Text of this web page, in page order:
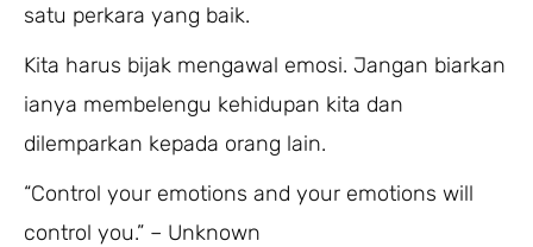
satu perkara yang baik.
Kita harus bijak mengawal emosi. Jangan biarkan
ianya membelengu kehidupan kita dan
dilemparkan kepada orang lain.
“Control your emotions and your emotions will
control you.” – Unknown